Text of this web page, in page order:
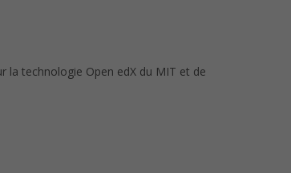
la technologie Open edX du MIT et de